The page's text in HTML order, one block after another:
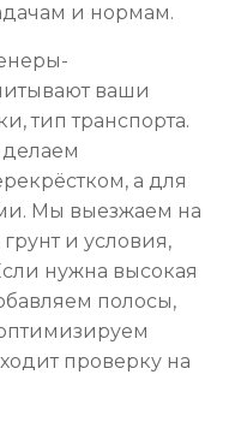
и нормам.
ваши
тип транспорта.
а для
Мы выезжаем на
и условия,
нужна высокая
полосы,
проверку на